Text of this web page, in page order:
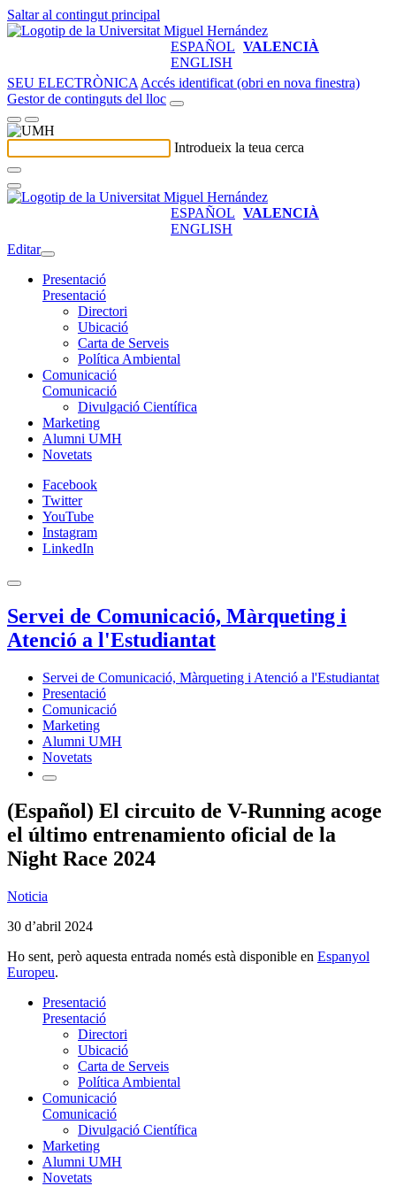
Saltar al contingut principal
ESPAÑOL VALENCIÀ
ENGLISH
SEU ELECTRÒNICA Accés identificat (obri en nova finestra)
Gestor de continguts del lloc
Introdueix la teua cerca
ESPAÑOL VALENCIÀ
ENGLISH
Editar
Presentació
Presentació
Directori
Ubicació
Carta de Serveis
Política Ambiental
Comunicació
Comunicació
Divulgació Científica
Marketing
Alumni UMH
Novetats
Facebook
Twitter
YouTube
Instagram
LinkedIn
Servei de Comunicació, Màrqueting i
Atenció a l'Estudiantat
Servei de Comunicació, Màrqueting i Atenció a l'Estudiantat
Presentació
Comunicació
Marketing
Alumni UMH
Novetats
(Español) El circuito de V-Running acoge
el último entrenamiento oficial de la
Night Race 2024
Noticia
30 d’abril 2024
Ho sent, però aquesta entrada només està disponible en Espanyol
Europeu.
Presentació
Presentació
Directori
Ubicació
Carta de Serveis
Política Ambiental
Comunicació
Comunicació
Divulgació Científica
Marketing
Alumni UMH
Novetats